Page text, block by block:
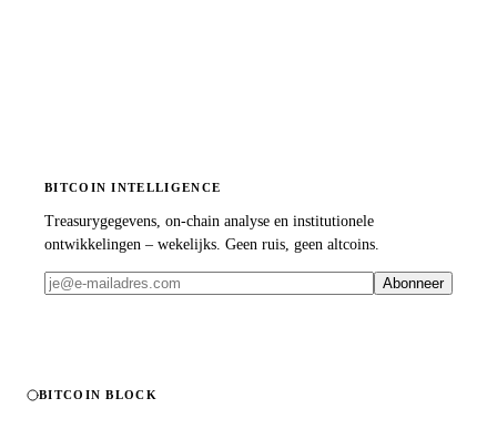
BITCOIN INTELLIGENCE
Treasurygegevens, on-chain analyse en institutionele
ontwikkelingen – wekelijks. Geen ruis, geen altcoins.
Abonneer
BITCOIN BLOCK